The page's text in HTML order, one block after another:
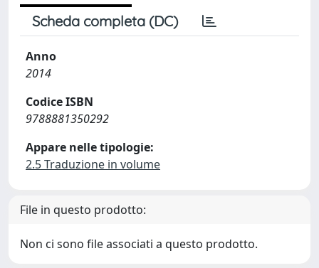
Scheda completa (DC)
Anno
2014
Codice ISBN
9788881350292
Appare nelle tipologie:
2.5 Traduzione in volume
File in questo prodotto:
Non ci sono file associati a questo prodotto.